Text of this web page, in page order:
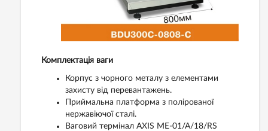
Комплектація ваги
Корпус з чорного металу з елементами
захисту від перевантажень.
Приймальна платформа з полірованої
нержавіючої сталі.
Ваговий термінал AXIS ME-01/A/18/RS